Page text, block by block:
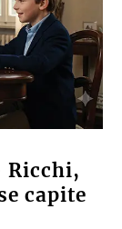
Ricchi,
capite